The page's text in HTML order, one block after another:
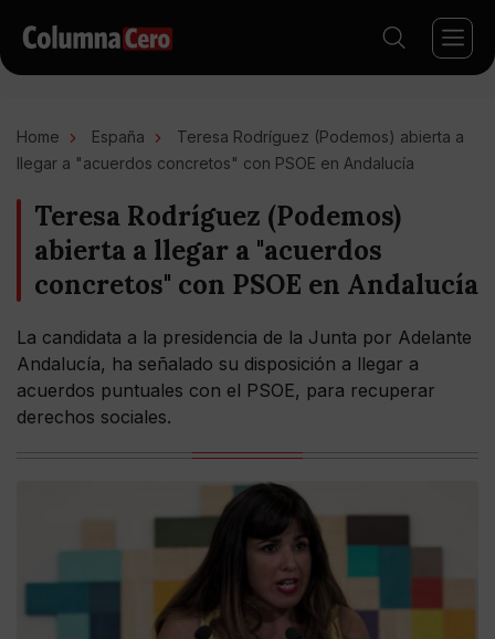
Home España
Teresa Rodríguez (Podemos) abierta a
llegar a "acuerdos concretos" con PSOE en Andalucía
Teresa Rodríguez (Podemos)
abierta a llegar a "acuerdos
concretos" con PSOE en Andalucía
La candidata a la presidencia de la Junta por Adelante
Andalucía, ha señalado su disposición a llegar a
acuerdos puntuales con el PSOE, para recuperar
derechos sociales.